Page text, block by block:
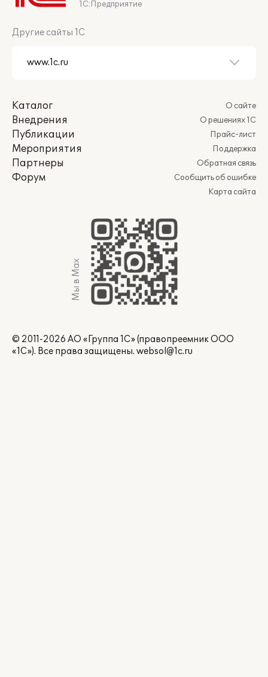
1С:Предприятие
Другие сайты 1С
Каталог
Внедрения
Публикации
Мероприятия
Партнеры
Форум
О сайте
О решениях 1С
Прайс-лист
Поддержка
Обратная связь
Сообщить об ошибке
Карта сайта
Мы в Max
© 2011-2026 АО «Группа 1С» (правопреемник ООО
«1С»). Все права защищены. websol@1c.ru